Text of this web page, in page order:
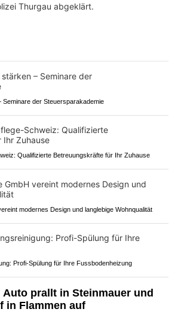
Thurgau abgeklärt.
der Steuersparakademie
Qualifizierte Betreuungskräfte für Ihr Zuhause
modernes Design und langlebige Wohnqualität
Profi-Spülung für Ihre Fussbodenheizung
Auto prallt in Steinmauer und
in Flammen auf